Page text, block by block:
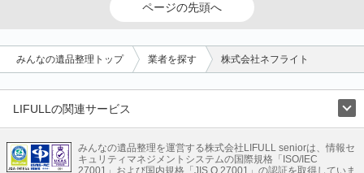
ページの先頭へ
みんなの遺品整理トップ 業者を探す 株式会社ネフライト
LIFULLの関連サービス
不動産・住宅
引越し 老人ホーム 地方創生 ママの就労支援
不動産クラウドファンディング 遺品整理 老後の暮らし情報
みんなの遺品整理を運営する株式会社LIFULL seniorは、情報セ
キュリティマネジメントシステムの国際規格「ISO/IEC
27001」および国内規格「JIS Q 27001」の認証を取得していま